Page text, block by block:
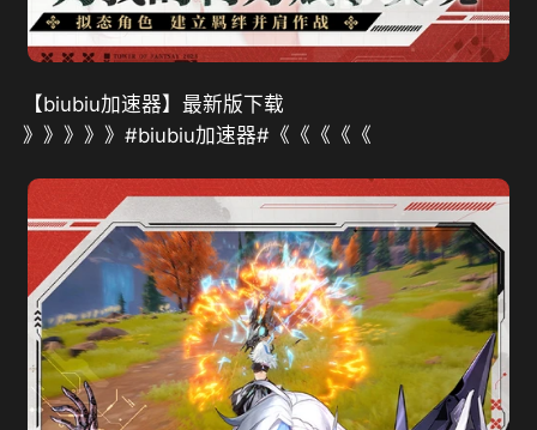
【biubiu加速器】最新版下载
》》》》》#biubiu加速器#《《《《《